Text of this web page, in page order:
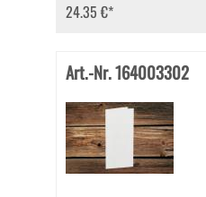
24.35 €*
Art.-Nr. 164003302